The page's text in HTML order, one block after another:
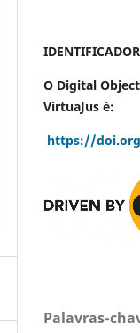
O Digital
VirtuaJus é:
https://
Palavras-